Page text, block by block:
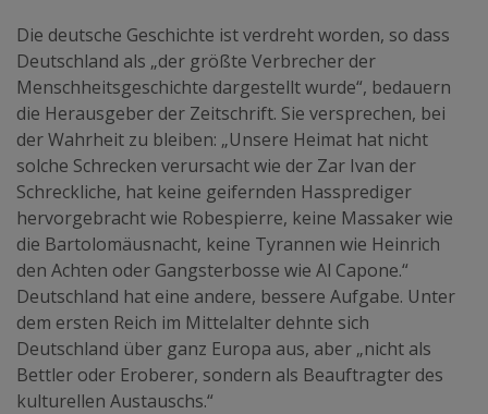
Die deutsche Geschichte ist verdreht worden, so dass
Deutschland als „der größte Verbrecher der
Menschheitsgeschichte dargestellt wurde“, bedauern
die Herausgeber der Zeitschrift. Sie versprechen, bei
der Wahrheit zu bleiben: „Unsere Heimat hat nicht
solche Schrecken verursacht wie der Zar Ivan der
Schreckliche, hat keine geifernden Hassprediger
hervorgebracht wie Robespierre, keine Massaker wie
die Bartolomäusnacht, keine Tyrannen wie Heinrich
den Achten oder Gangsterbosse wie Al Capone.“
Deutschland hat eine andere, bessere Aufgabe. Unter
dem ersten Reich im Mittelalter dehnte sich
Deutschland über ganz Europa aus, aber „nicht als
Bettler oder Eroberer, sondern als Beauftragter des
kulturellen Austauschs.“